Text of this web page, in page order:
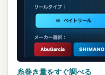
糸巻き量をすぐ調べる